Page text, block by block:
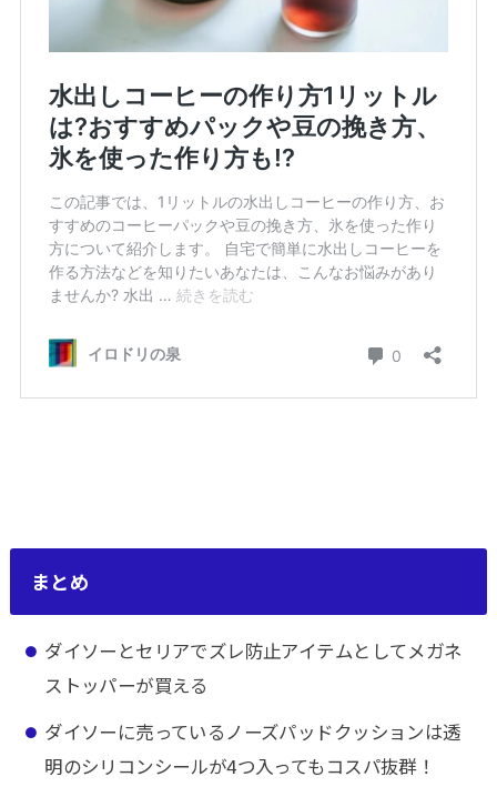
まとめ
ダイソーとセリアでズレ防止アイテムとしてメガネ
ストッパーが買える
ダイソーに売っているノーズパッドクッションは透
明のシリコンシールが4つ入ってもコスパ抜群！